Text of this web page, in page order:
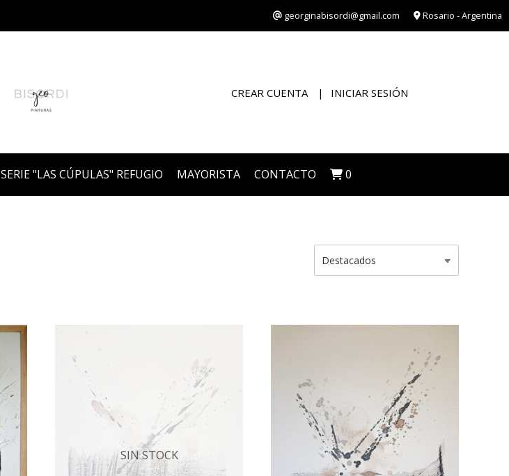
georginabisordi@gmail.com Rosario - Argentina
CREAR CUENTA INICIAR SESIÓN
SERIE "LAS CÚPULAS" REFUGIO MAYORISTA CONTACTO 0
SIN STOCK